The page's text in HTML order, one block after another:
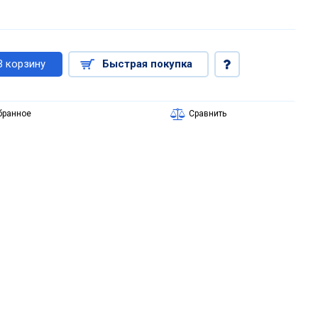
корзину Быстрая покупка
Сравнить